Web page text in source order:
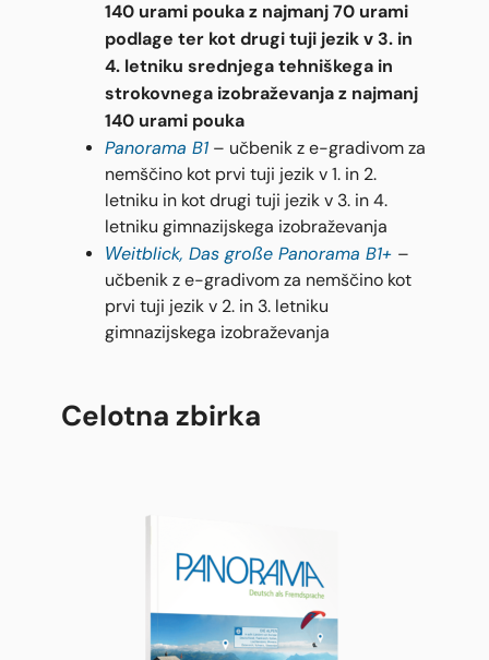
140 urami pouka z najmanj 70 urami
podlage ter kot drugi tuji jezik v 3. in
4. letniku srednjega tehniškega in
strokovnega izobraževanja z najmanj
140 urami pouka
Panorama B1 – učbenik z e-gradivom za
nemščino kot prvi tuji jezik v 1. in 2.
letniku in kot drugi tuji jezik v 3. in 4.
letniku gimnazijskega izobraževanja
Weitblick, Das große Panorama B1+ –
učbenik z e-gradivom za nemščino kot
prvi tuji jezik v 2. in 3. letniku
gimnazijskega izobraževanja
Celotna zbirka